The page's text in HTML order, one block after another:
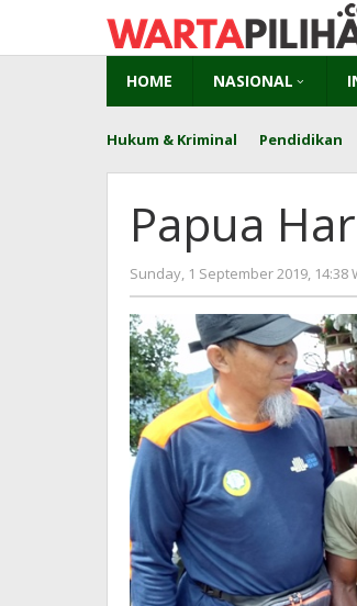
content
HOME NASIONAL
Hukum & Kriminal Pendidikan
Papua
Sunday, 1 September 2019, 14:38